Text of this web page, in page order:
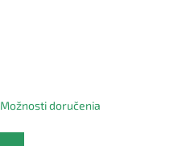
Možnosti doručenia